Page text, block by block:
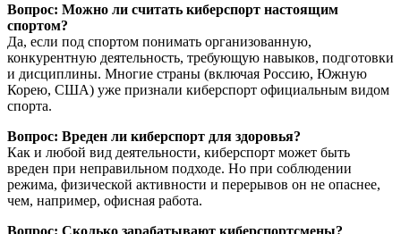
Вопрос: Можно ли считать киберспорт настоящим
спортом?
Да, если под спортом понимать организованную,
конкурентную деятельность, требующую навыков, подготовки
и дисциплины. Многие страны (включая Россию, Южную
Корею, США) уже признали киберспорт официальным видом
спорта.
Вопрос: Вреден ли киберспорт для здоровья?
Как и любой вид деятельности, киберспорт может быть
вреден при неправильном подходе. Но при соблюдении
режима, физической активности и перерывов он не опаснее,
чем, например, офисная работа.
Вопрос: Сколько зарабатывают киберспортсмены?